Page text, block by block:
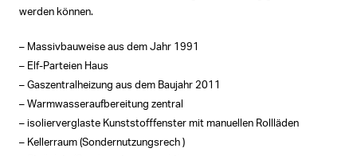
werden können.
– Massivbauweise aus dem Jahr 1991
– Elf-Parteien Haus
– Gaszentralheizung aus dem Baujahr 2011
– Warmwasseraufbereitung zentral
– isolierverglaste Kunststofffenster mit manuellen Rollläden
– Kellerraum (Sondernutzungsrech )